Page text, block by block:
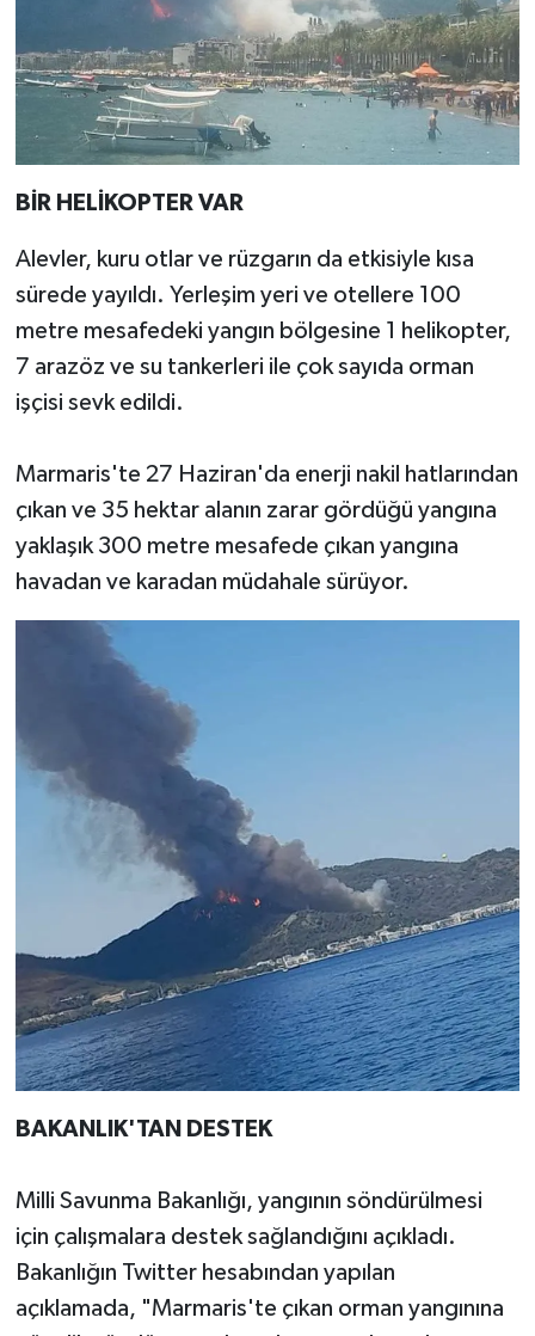
BİR HELİKOPTER VAR
Alevler, kuru otlar ve rüzgarın da etkisiyle kısa
sürede yayıldı. Yerleşim yeri ve otellere 100
metre mesafedeki yangın bölgesine 1 helikopter,
7 arazöz ve su tankerleri ile çok sayıda orman
işçisi sevk edildi.
Marmaris'te 27 Haziran'da enerji nakil hatlarından
çıkan ve 35 hektar alanın zarar gördüğü yangına
yaklaşık 300 metre mesafede çıkan yangına
havadan ve karadan müdahale sürüyor.
BAKANLIK'TAN DESTEK
Milli Savunma Bakanlığı, yangının söndürülmesi
için çalışmalara destek sağlandığını açıkladı.
Bakanlığın Twitter hesabından yapılan
açıklamada, "Marmaris'te çıkan orman yangınına